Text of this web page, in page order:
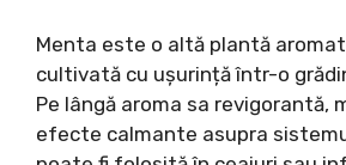
Menta este o altă plantă
cultivată cu ușurință într-o
Pe lângă aroma sa revigorantă,
efecte calmante asupra